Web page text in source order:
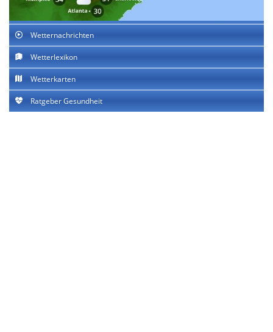
Wetternachrichten
Wetterlexikon
Wetterkarten
Ratgeber Gesundheit